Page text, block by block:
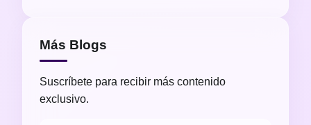
Más Blogs
Suscríbete para recibir más contenido
exclusivo.